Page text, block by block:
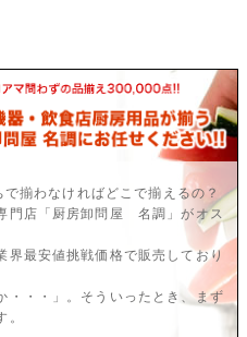
揃わなければどこで揃えるの？
門店「厨房卸問屋 名調」がオス
最安値挑戦価格で販売しており
・・・」。そういったとき、まず
。